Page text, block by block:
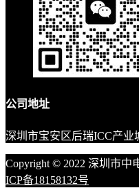
公司地址
深圳市宝安区后瑞ICC产业
Copyright © 2022 深圳市中
ICP备18158132号